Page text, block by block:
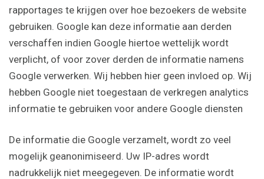
rapportages te krijgen over hoe bezoekers de website
gebruiken. Google kan deze informatie aan derden
verschaffen indien Google hiertoe wettelijk wordt
verplicht, of voor zover derden de informatie namens
Google verwerken. Wij hebben hier geen invloed op. Wij
hebben Google niet toegestaan de verkregen analytics
informatie te gebruiken voor andere Google diensten
De informatie die Google verzamelt, wordt zo veel
mogelijk geanonimiseerd. Uw IP-adres wordt
nadrukkelijk niet meegegeven. De informatie wordt